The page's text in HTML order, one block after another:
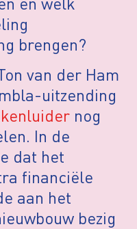
brengen?
van der Ham
uitzending
nog
In de
dat het
financiële
aan het
bezig